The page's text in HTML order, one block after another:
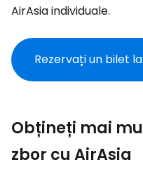
AirAsia individuale.
Rezervați un bilet
Obțineți mai
zbor cu AirAsia